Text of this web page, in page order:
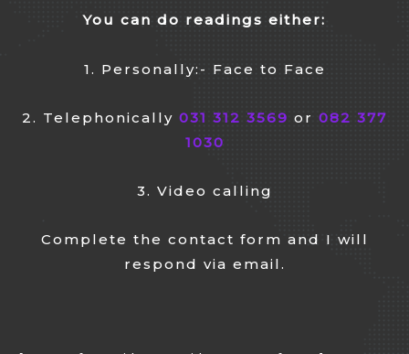
You can do readings either:
1. Personally:- Face to Face
2. Telephonically 031 312 3569 or 082 377
1030
3. Video calling
Complete the contact form and I will
respond via email.